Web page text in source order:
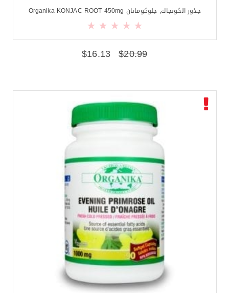
جذور الكونجاك, جلوكومانان Organika KONJAC ROOT 450mg
$20.99
$16.13